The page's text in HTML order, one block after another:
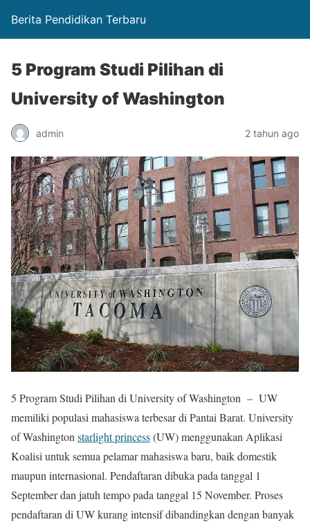
Berita Pendidikan Terbaru
5 Program Studi Pilihan di
University of Washington
admin 2 tahun ago
5 Program Studi Pilihan di University of Washington – UW
memiliki populasi mahasiswa terbesar di Pantai Barat. University
of Washington starlight princess(UW) menggunakan Aplikasi
Koalisi untuk semua pelamar mahasiswa baru, baik domestik
maupun internasional. Pendaftaran dibuka pada tanggal 1
September dan jatuh tempo pada tanggal 15 November. Proses
pendaftaran di UW kurang intensif dibandingkan dengan banyak